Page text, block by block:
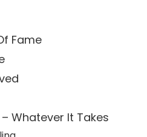
Fame
Whatever It Takes